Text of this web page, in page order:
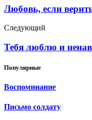
Любовь, если
Следующий
Тебя люблю и
Популярные
Воспоминание
Письмо солдату